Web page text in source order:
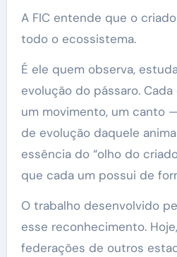
A FIC entende que o
todo o ecossistema.
É ele quem observa,
evolução do pássaro.
um movimento, um canto
de evolução daquele
essência do “olho do
que cada um possui de
O trabalho desenvolvido
esse reconhecimento.
federações de outros